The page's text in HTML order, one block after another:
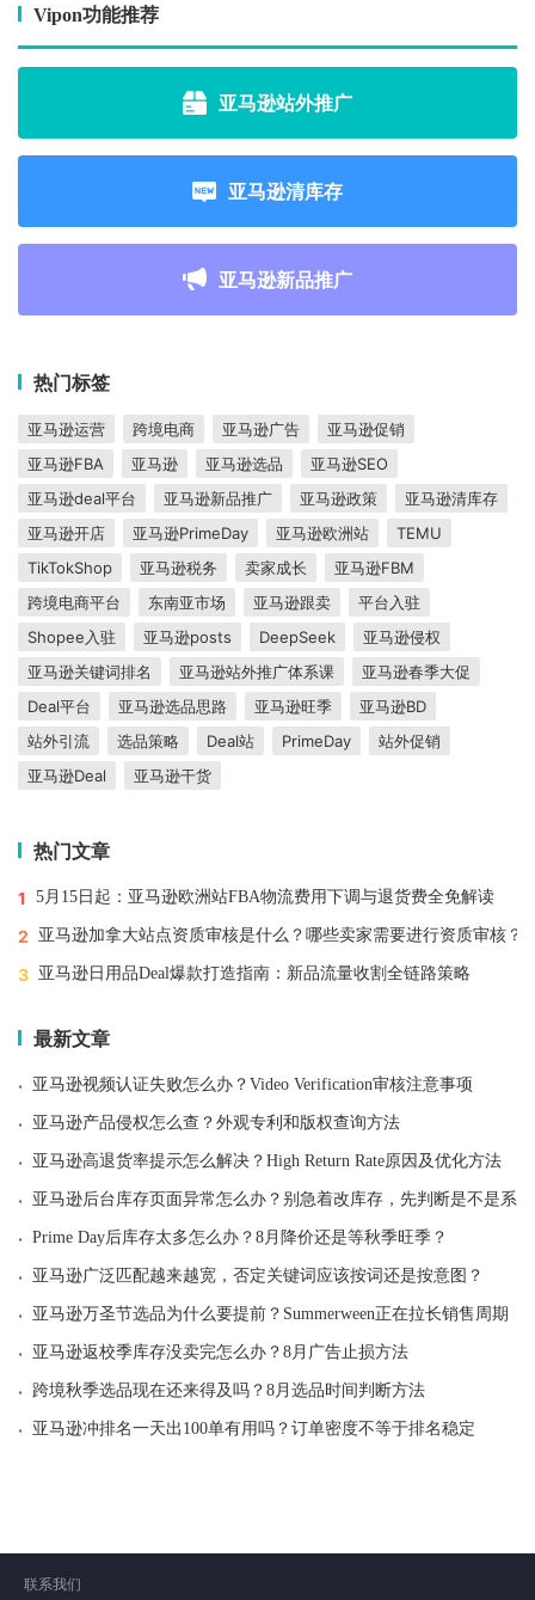
Vipon功能推荐
亚马逊站外推广
亚马逊清库存
亚马逊新品推广
热门标签
亚马逊运营 跨境电商 亚马逊广告
亚马逊促销
亚马逊FBA
亚马逊 亚马逊选品
亚马逊SEO
亚马逊deal平台
亚马逊新品推广 亚马逊政策
亚马逊清库存
亚马逊开店
亚马逊PrimeDay 亚马逊欧洲站
TEMU
TikTokShop
亚马逊税务 卖家成长
亚马逊FBM
跨境电商平台
东南亚市场 亚马逊跟卖
平台入驻
Shopee入驻
亚马逊posts DeepSeek
亚马逊侵权
亚马逊关键词排名
亚马逊站外推广体系课
亚马逊春季大促
Deal平台
亚马逊选品思路 亚马逊旺季
亚马逊BD
站外引流
选品策略 Deal站 PrimeDay
站外促销
亚马逊Deal
亚马逊干货
热门文章
1 5月15日起：亚马逊欧洲站FBA物流费用下调与退货费全免解读
2 亚马逊加拿大站点资质审核是什么？哪些卖家需要进行资质审核？
3 亚马逊日用品Deal爆款打造指南：新品流量收割全链路策略
最新文章
· 亚马逊视频认证失败怎么办？Video Verification审核注意事项
· 亚马逊产品侵权怎么查？外观专利和版权查询方法
· 亚马逊高退货率提示怎么解决？High Return Rate原因及优化方法
· 亚马逊后台库存页面异常怎么办？别急着改库存，先判断是不是系
· Prime Day后库存太多怎么办？8月降价还是等秋季旺季？
· 亚马逊广泛匹配越来越宽，否定关键词应该按词还是按意图？
· 亚马逊万圣节选品为什么要提前？Summerween正在拉长销售周期
· 亚马逊返校季库存没卖完怎么办？8月广告止损方法
· 跨境秋季选品现在还来得及吗？8月选品时间判断方法
· 亚马逊冲排名一天出100单有用吗？订单密度不等于排名稳定
联系我们